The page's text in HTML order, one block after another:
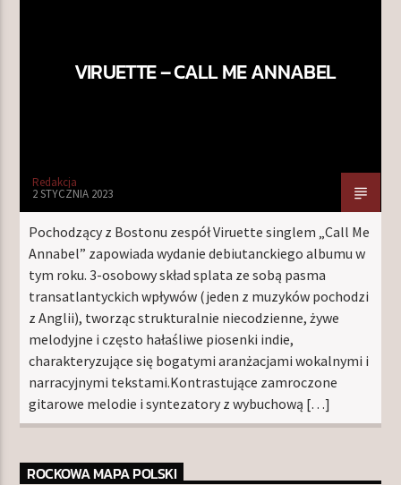
TERAZ W RAMÓWCE
TOP ORBIT
20:00 22:00
Radio Orbit
VIRUETTE – CALL ME ANNABEL
Redakcja
2 STYCZNIA 2023
Pochodzący z Bostonu zespół Viruette singlem „Call Me
Annabel” zapowiada wydanie debiutanckiego albumu w
tym roku. 3-osobowy skład splata ze sobą pasma
transatlantyckich wpływów (jeden z muzyków pochodzi
z Anglii), tworząc strukturalnie niecodzienne, żywe
melodyjne i często hałaśliwe piosenki indie,
charakteryzujące się bogatymi aranżacjami wokalnymi i
narracyjnymi tekstami.Kontrastujące zamroczone
gitarowe melodie i syntezatory z wybuchową […]
ROCKOWA MAPA POLSKI